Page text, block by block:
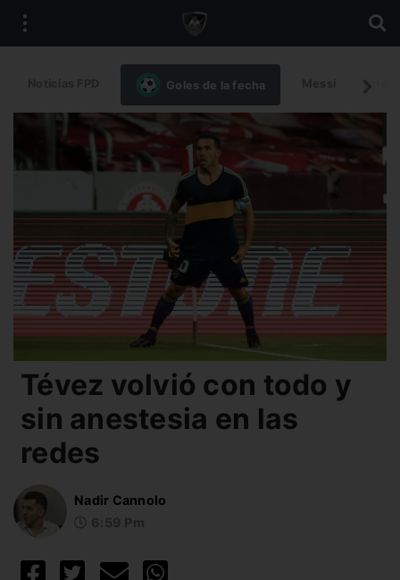
Goles de la fecha
Tévez volvió con todo y
sin anestesia en las
redes
Nadir Cannolo